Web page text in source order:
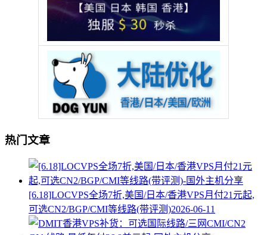
热门文章
[6.18]LOCVPS全场7折,美国/日本/香港VPS月付21元起,
可选CN2/BGP/CMI等线路(带评测)2026-06-11